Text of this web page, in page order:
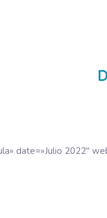
date=»Julio 2022″